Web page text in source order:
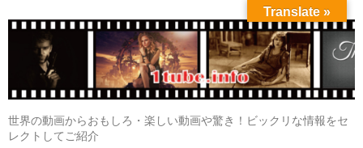
世界の動画からおもしろ・楽しい動画や驚き！ビックリな情報をセ
レクトしてご紹介
Translate »